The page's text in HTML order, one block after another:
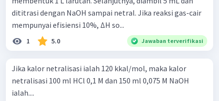
dititrasi dengan NaOH sampai netral. Jika reaksi gas-cair
mempunyai efisiensi 10%, ΔH so...
1 5.0 Jawaban terverifikasi
Jika kalor netralisasi ialah 120 kkal/mol, maka kalor
netralisasi 100 ml HCl 0,1 M dan 150 ml 0,075 M NaOH
ialah....